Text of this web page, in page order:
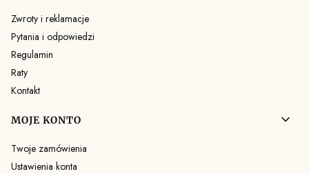
Zwroty i reklamacje
Pytania i odpowiedzi
Regulamin
Raty
Kontakt
MOJE KONTO
Twoje zamówienia
Ustawienia konta